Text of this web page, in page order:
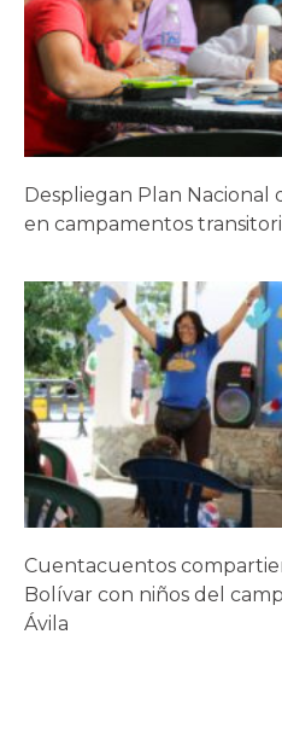
Despliegan Plan
en campamentos
Cuentacuentos
Bolívar con niños del
Ávila